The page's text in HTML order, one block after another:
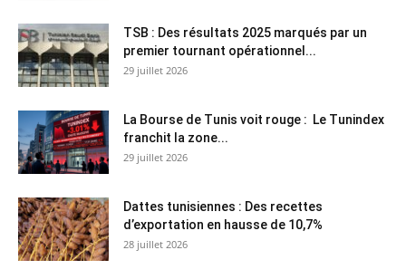
TSB : Des résultats 2025 marqués par un
premier tournant opérationnel...
29 juillet 2026
La Bourse de Tunis voit rouge : Le Tunindex
franchit la zone...
29 juillet 2026
Dattes tunisiennes : Des recettes
d’exportation en hausse de 10,7%
28 juillet 2026